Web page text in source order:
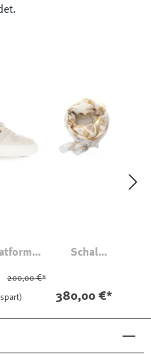
200,00 €*
Schal
380,00 €*